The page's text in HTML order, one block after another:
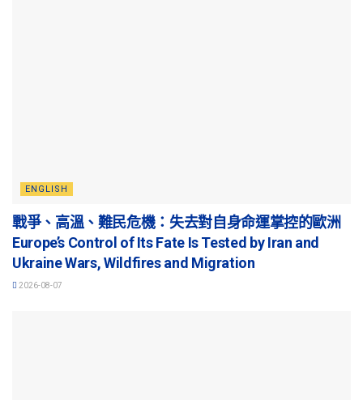
ENGLISH
戰爭、高溫、難民危機：失去對自身命運掌控的歐洲
Europe’s Control of Its Fate Is Tested by Iran and
Ukraine Wars, Wildfires and Migration
2026-08-07